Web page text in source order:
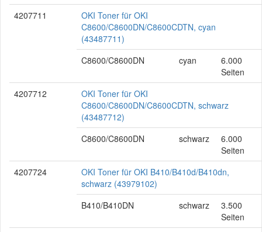
4207711
OKI Toner für OKI
C8600/C8600DN/C8600CDTN, cyan
(43487711)
C8600/C8600DN
cyan
6.000
Seiten
4207712
OKI Toner für OKI
C8600/C8600DN/C8600CDTN, schwarz
(43487712)
C8600/C8600DN
schwarz
6.000
Seiten
4207724
OKI Toner für OKI B410/B410d/B410dn,
schwarz (43979102)
B410/B410DN
schwarz
3.500
Seiten